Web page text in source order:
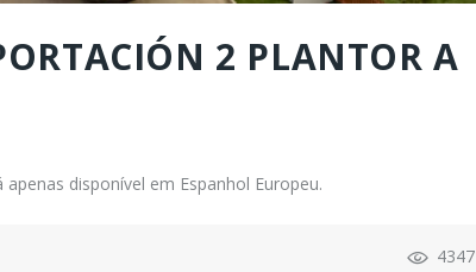
2 PLANTOR A
disponível em Espanhol Europeu.
4347